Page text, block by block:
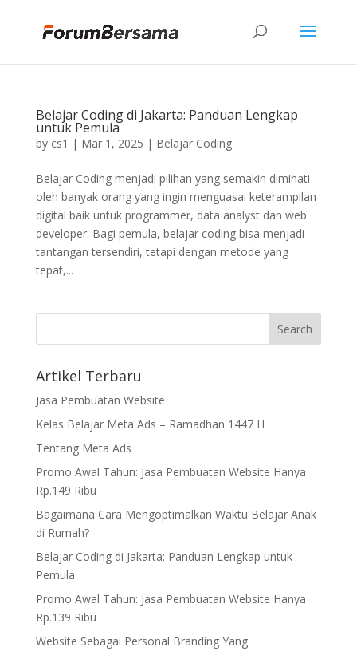
Belajar Coding di Jakarta: Panduan Lengkap
untuk Pemula
by cs1 | Mar 1, 2025 | Belajar Coding
Belajar Coding menjadi pilihan yang semakin diminati
oleh banyak orang yang ingin menguasai keterampilan
digital baik untuk programmer, data analyst dan web
developer. Bagi pemula, belajar coding bisa menjadi
tantangan tersendiri, tetapi dengan metode yang
tepat,...
Artikel Terbaru
Jasa Pembuatan Website
Kelas Belajar Meta Ads – Ramadhan 1447 H
Tentang Meta Ads
Promo Awal Tahun: Jasa Pembuatan Website Hanya
Rp.149 Ribu
Bagaimana Cara Mengoptimalkan Waktu Belajar Anak
di Rumah?
Belajar Coding di Jakarta: Panduan Lengkap untuk
Pemula
Promo Awal Tahun: Jasa Pembuatan Website Hanya
Rp.139 Ribu
Website Sebagai Personal Branding Yang